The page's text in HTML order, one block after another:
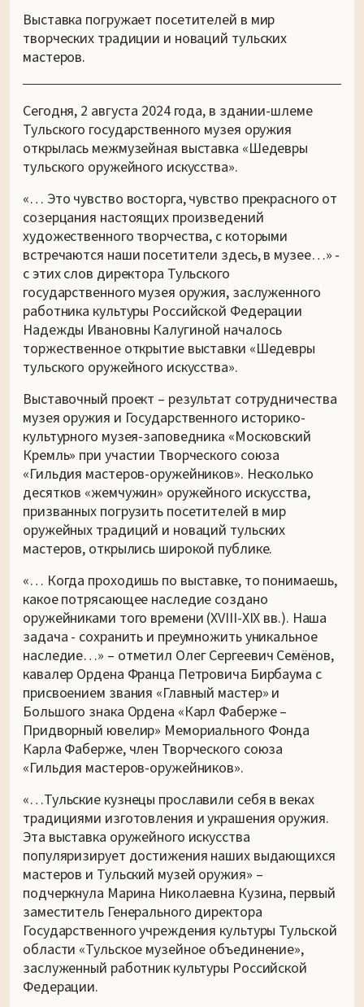
Выставка погружает посетителей в мир
творческих традиции и новаций тульских
мастеров.
Сегодня, 2 августа 2024 года, в здании-шлеме
Тульского государственного музея оружия
открылась межмузейная выставка «Шедевры
тульского оружейного искусства».
«… Это чувство восторга, чувство прекрасного от
созерцания настоящих произведений
художественного творчества, с которыми
встречаются наши посетители здесь, в музее…» -
с этих слов директора Тульского
государственного музея оружия, заслуженного
работника культуры Российской Федерации
Надежды Ивановны Калугиной началось
торжественное открытие выставки «Шедевры
тульского оружейного искусства».
Выставочный проект – результат сотрудничества
музея оружия и Государственного историко-
культурного музея-заповедника «Московский
Кремль» при участии Творческого союза
«Гильдия мастеров-оружейников». Несколько
десятков «жемчужин» оружейного искусства,
призванных погрузить посетителей в мир
оружейных традиций и новаций тульских
мастеров, открылись широкой публике.
«… Когда проходишь по выставке, то понимаешь,
какое потрясающее наследие создано
оружейниками того времени (XVIII-XIX вв.). Наша
задача - сохранить и преумножить уникальное
наследие…» – отметил Олег Сергеевич Семёнов,
кавалер Ордена Франца Петровича Бирбаума с
присвоением звания «Главный мастер» и
Большого знака Ордена «Карл Фаберже –
Придворный ювелир» Мемориального Фонда
Карла Фаберже, член Творческого союза
«Гильдия мастеров-оружейников».
«…Тульские кузнецы прославили себя в веках
традициями изготовления и украшения оружия.
Эта выставка оружейного искусства
популяризирует достижения наших выдающихся
мастеров и Тульский музей оружия» –
подчеркнула Марина Николаевна Кузина, первый
заместитель Генерального директора
Государственного учреждения культуры Тульской
области «Тульское музейное объединение»,
заслуженный работник культуры Российской
Федерации.